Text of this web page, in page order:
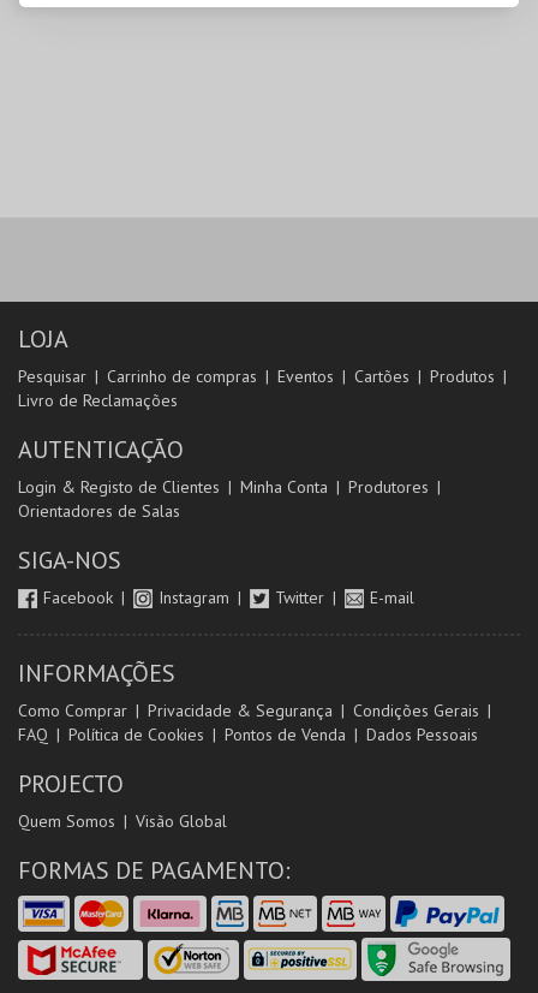
LOJA
Pesquisar Carrinho de compras Eventos Cartões
Produtos
Livro de Reclamações
AUTENTICAÇÃO
Login & Registo de Clientes Minha Conta
Produtores
Orientadores de Salas
SIGA-NOS
Facebook Instagram Twitter E-mail
INFORMAÇÕES
Como Comprar Privacidade & Segurança
Condições Gerais
FAQ
Política de Cookies Pontos de Venda Dados Pessoais
PROJECTO
Quem Somos Visão Global
FORMAS DE PAGAMENTO: